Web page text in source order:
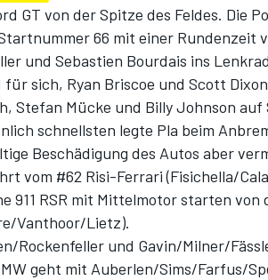
GT von der Spitze des Feldes. Die
66 mit einer Rundenzeit
und Sebastien Bourdais ins
sich, Ryan Briscoe und Scott
Stefan Mücke und Billy Johnson
schnellsten legte Pla beim
Beschädigung des Autos aber
vom #62 Risi-Ferrari (Fisichella/
911 RSR mit Mittelmotor starten von
Vanthoor/Lietz).
Rockenfeller und Gavin/Milner/
geht mit Auberlen/Sims/Farfus/